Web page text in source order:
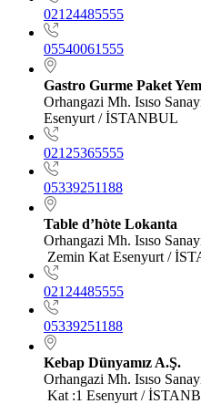
02124485555
05540061555
Gastro Gurme Paket
Orhangazi Mh. Isıso
Esenyurt / İSTANBUL
02125365555
05339251188
Table d’hòte Lokanta
Orhangazi Mh. Isıso
Zemin Kat Esenyurt /
02124485555
05339251188
Kebap Dünyamız A.Ş.
Orhangazi Mh. Isıso
Kat :1 Esenyurt /